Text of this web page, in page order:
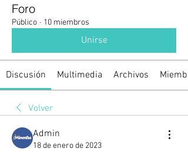
Foro
Público · 10 miembros
Unirse
Discusión Multimedia Archivos
Volver
Admin
18 de enero de 2023